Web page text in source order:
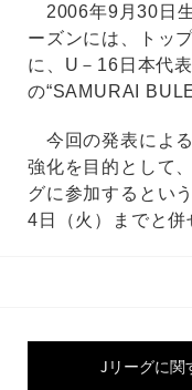
2006年9月30日
ーズンには、トッ
に、U－16日本代
の“SAMURAI
今回の発表によ
強化を目的として
グに参加するとい
4日（火）までと併
Jリーグに関